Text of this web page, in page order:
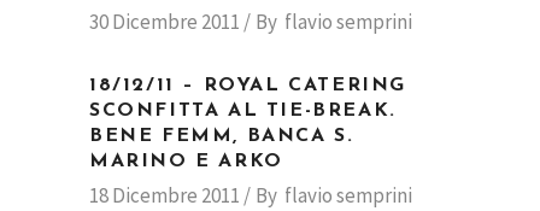
30 Dicembre 2011 By flavio semprini
18/12/11 – ROYAL CATERING
SCONFITTA AL TIE-BREAK.
BENE FEMM, BANCA S.
MARINO E ARKO
18 Dicembre 2011 By flavio semprini